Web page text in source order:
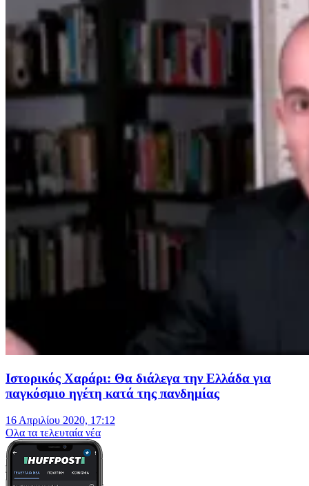
Ιστορικός Χαράρι: Θα διάλεγα την Ελλάδα για
παγκόσμιο ηγέτη κατά της πανδημίας
16 Απριλίου 2020, 17:12
Oλα τα τελευταία νέα